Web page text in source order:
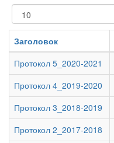
Показувати
Заголовок
Протокол 5_2020-2021
Протокол 4_2019-2020
Протокол 3_2018-2019
Протокол 2_2017-2018